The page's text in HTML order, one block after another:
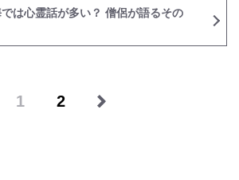
は心霊話が多い？ 僧侶が語るその
1 2